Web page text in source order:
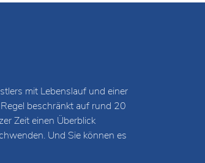
mit Lebenslauf und einer
beschränkt auf rund 20
Zeit einen Überblick
Und Sie können es